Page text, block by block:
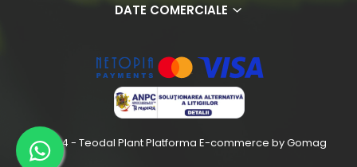
DATE COMERCIALE
© 2024 - Teodal PlantPlatforma E-commerce by Gomag